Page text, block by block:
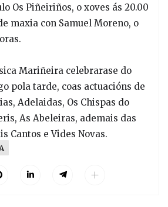
Os Piñeiriños, o xoves ás 20.00
maxia con Samuel Moreno, o
Mariñeira celebrarase do
pola tarde, coas actuacións de
Adelaidas, Os Chispas do
As Abeleiras, ademais das
Cantos e Vides Novas.